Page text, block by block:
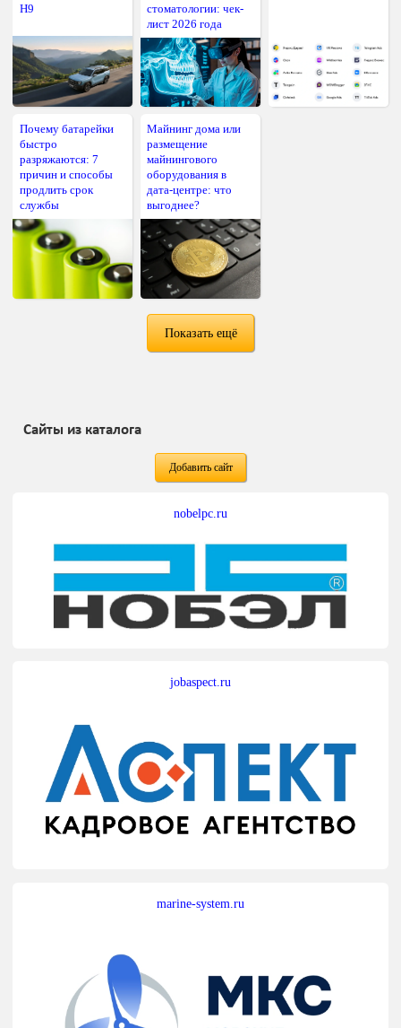
H9
стоматологии: чек-
лист 2026 года
Почему батарейки
быстро
разряжаются: 7
причин и способы
продлить срок
службы
Майнинг дома или
размещение
майнингового
оборудования в
дата-центре: что
выгоднее?
Показать ещё
Сайты из каталога
Добавить сайт
nobelpc.ru
jobaspect.ru
marine-system.ru